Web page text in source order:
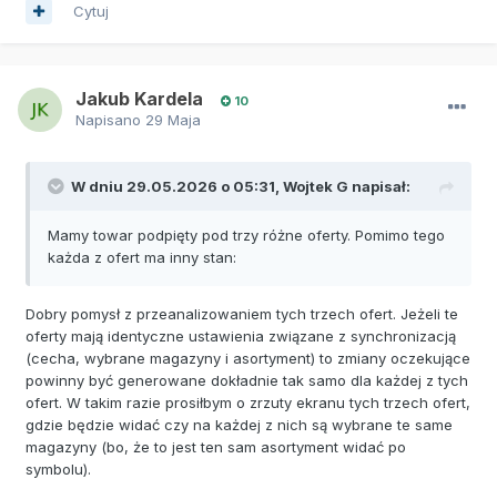
Cytuj
Jakub Kardela 10
Napisano 29 Maja
W dniu 29.05.2026 o 05:31, Wojtek G napisał:
Mamy towar podpięty pod trzy różne oferty. Pomimo tego
każda z ofert ma inny stan:
Dobry pomysł z przeanalizowaniem tych trzech ofert. Jeżeli te
oferty mają identyczne ustawienia związane z synchronizacją
(cecha, wybrane magazyny i asortyment) to zmiany oczekujące
powinny być generowane dokładnie tak samo dla każdej z tych
ofert. W takim razie prosiłbym o zrzuty ekranu tych trzech ofert,
gdzie będzie widać czy na każdej z nich są wybrane te same
magazyny (bo, że to jest ten sam asortyment widać po
symbolu).